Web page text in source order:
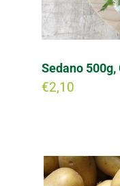
Sedano
€2,10